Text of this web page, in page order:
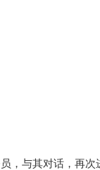
与其对话，再次